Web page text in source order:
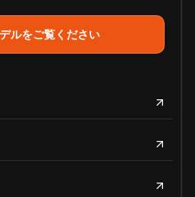
ルをご覧ください